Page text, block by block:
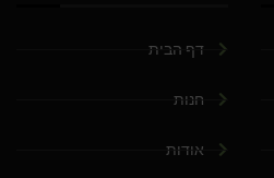
דף הבית
חנות
אודות